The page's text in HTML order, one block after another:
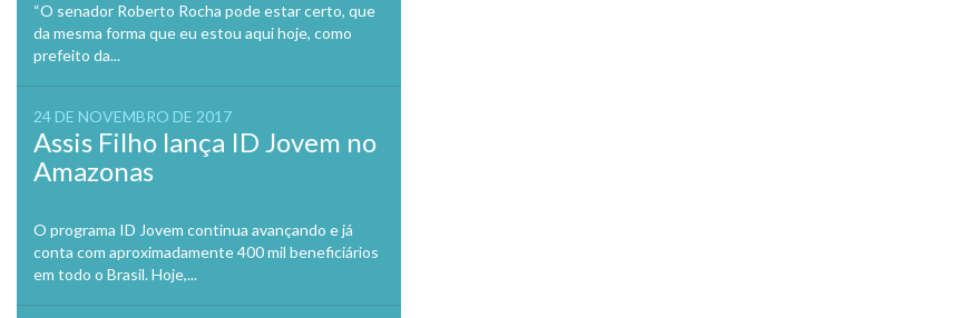
“O senador Roberto Rocha pode estar certo, que
da mesma forma que eu estou aqui hoje, como
prefeito da...
24 DE NOVEMBRO DE 2017
Assis Filho lança ID Jovem no
Amazonas
O programa ID Jovem continua avançando e já
conta com aproximadamente 400 mil beneficiários
em todo o Brasil. Hoje,...